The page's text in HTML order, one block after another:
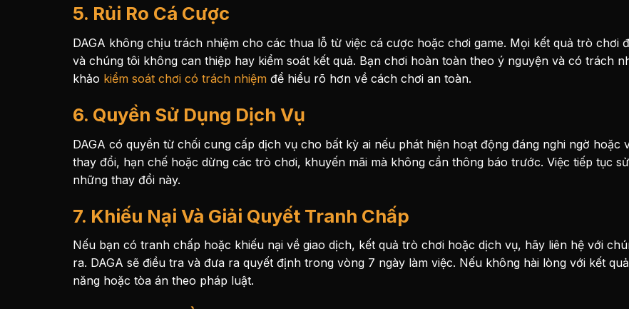
5. Rủi Ro Cá Cược
DAGA không chịu trách nhiệm cho các thua lỗ từ việc cá cược hoặc chơi game. Mọi kết quả trò chơi
và chúng tôi không can thiệp hay kiểm soát kết quả. Bạn chơi hoàn toàn theo ý nguyện và có trách
khảo kiểm soát chơi có trách nhiệm để hiểu rõ hơn về cách chơi an toàn.
6. Quyền Sử Dụng Dịch Vụ
DAGA có quyền từ chối cung cấp dịch vụ cho bất kỳ ai nếu phát hiện hoạt động đáng nghi ngờ hoặc
thay đổi, hạn chế hoặc dừng các trò chơi, khuyến mãi mà không cần thông báo trước. Việc tiếp tục
những thay đổi này.
7. Khiếu Nại Và Giải Quyết Tranh Chấp
Nếu bạn có tranh chấp hoặc khiếu nại về giao dịch, kết quả trò chơi hoặc dịch vụ, hãy liên hệ với
ra. DAGA sẽ điều tra và đưa ra quyết định trong vòng 7 ngày làm việc. Nếu không hài lòng với kết
năng hoặc tòa án theo pháp luật.